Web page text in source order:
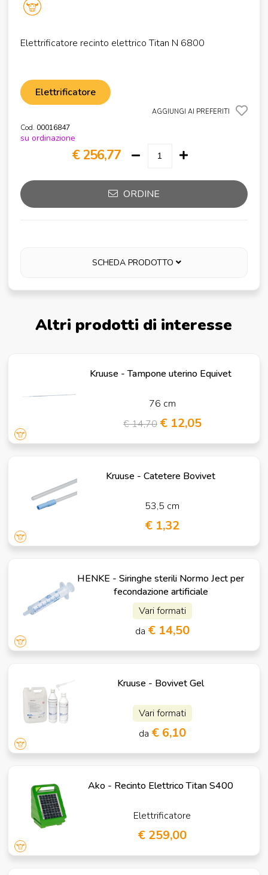
Elettrificatore recinto elettrico Titan N 6800
Elettrificatore
AGGIUNGI AI PREFERITI
Cod. 00016847
su ordinazione
€ 256,77
ORDINE
SCHEDA PRODOTTO
Altri prodotti di interesse
Kruuse - Tampone uterino Equivet
76 cm
€ 14,70 € 12,05
Kruuse - Catetere Bovivet
53,5 cm
€ 1,32
HENKE - Siringhe sterili Normo Ject per
fecondazione artificiale
Vari formati
da € 14,50
Kruuse - Bovivet Gel
Vari formati
da € 6,10
Ako - Recinto Elettrico Titan S400
Elettrificatore
€ 259,00